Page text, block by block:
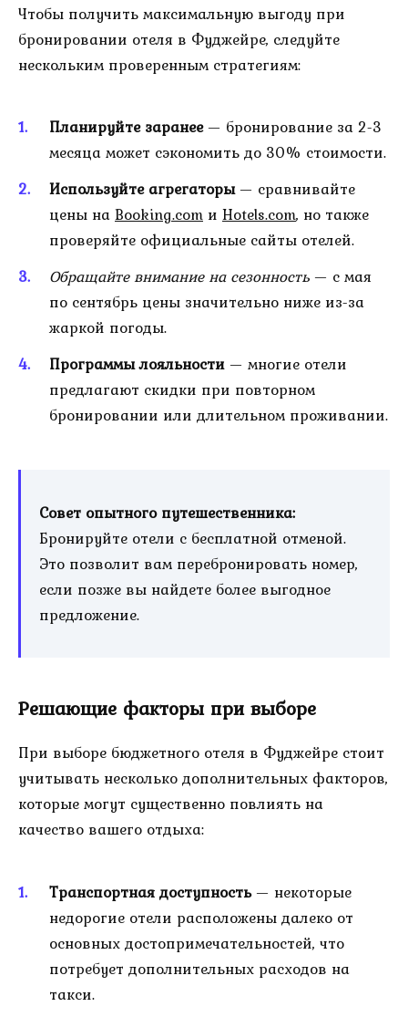
Чтобы получить максимальную выгоду при
бронировании отеля в Фуджейре, следуйте
нескольким проверенным стратегиям:
Планируйте заранее— бронирование за 2-3
месяца может сэкономить до 30% стоимости.
Используйте агрегаторы— сравнивайте
цены наBooking.com и Hotels.com, но также
проверяйте официальные сайты отелей.
Обращайте внимание на сезонность — с мая
по сентябрь цены значительно ниже из-за
жаркой погоды.
Программы лояльности — многие отели
предлагают скидки при повторном
бронировании или длительном проживании.
Совет опытного путешественника:
Бронируйте отели с бесплатной отменой.
Это позволит вам перебронировать номер,
если позже вы найдете более выгодное
предложение.
Решающие факторы при выборе
При выборе бюджетного отеля в Фуджейре стоит
учитывать несколько дополнительных факторов,
которые могут существенно повлиять на
качество вашего отдыха:
Транспортная доступность— некоторые
недорогие отели расположены далеко от
основных достопримечательностей, что
потребует дополнительных расходов на
такси.